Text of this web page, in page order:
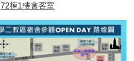
72棟1樓會客室